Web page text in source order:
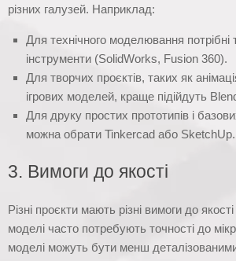
різних галузей. Наприклад:
Для технічного моделювання потрібні
інструменти (SolidWorks, Fusion 360).
Для творчих проєктів, таких як
ігрових моделей, краще підійдуть
Для друку простих прототипів і
можна обрати Tinkercad або SketchUp.
3. Вимоги до якості
Різні проєкти мають різні вимоги до
моделі часто потребують точності до
моделі можуть бути менш